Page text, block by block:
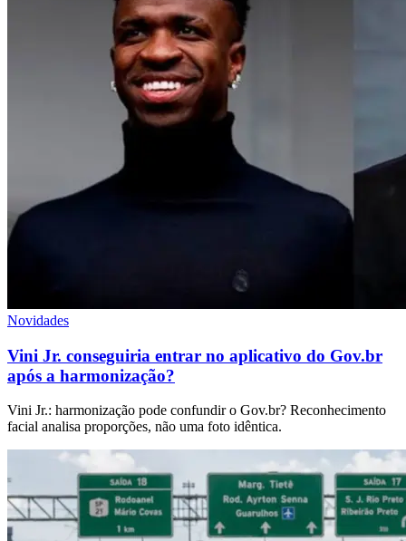
Novidades
Vini Jr. conseguiria entrar no aplicativo do Gov.br
após a harmonização?
Vini Jr.: harmonização pode confundir o Gov.br? Reconhecimento
facial analisa proporções, não uma foto idêntica.